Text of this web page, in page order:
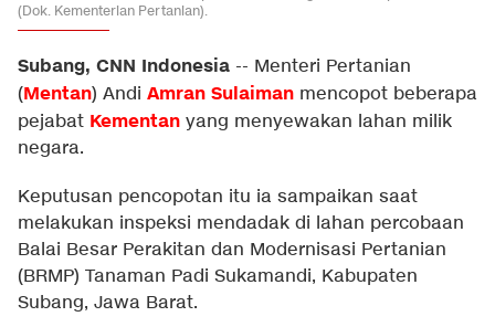
(Dok. Kementerian Pertanian).
Subang, CNN Indonesia -- Menteri Pertanian
(Mentan) Andi Amran Sulaiman mencopot beberapa
pejabat Kementan yang menyewakan lahan milik
negara.
Keputusan pencopotan itu ia sampaikan saat
melakukan inspeksi mendadak di lahan percobaan
Balai Besar Perakitan dan Modernisasi Pertanian
(BRMP) Tanaman Padi Sukamandi, Kabupaten
Subang, Jawa Barat.